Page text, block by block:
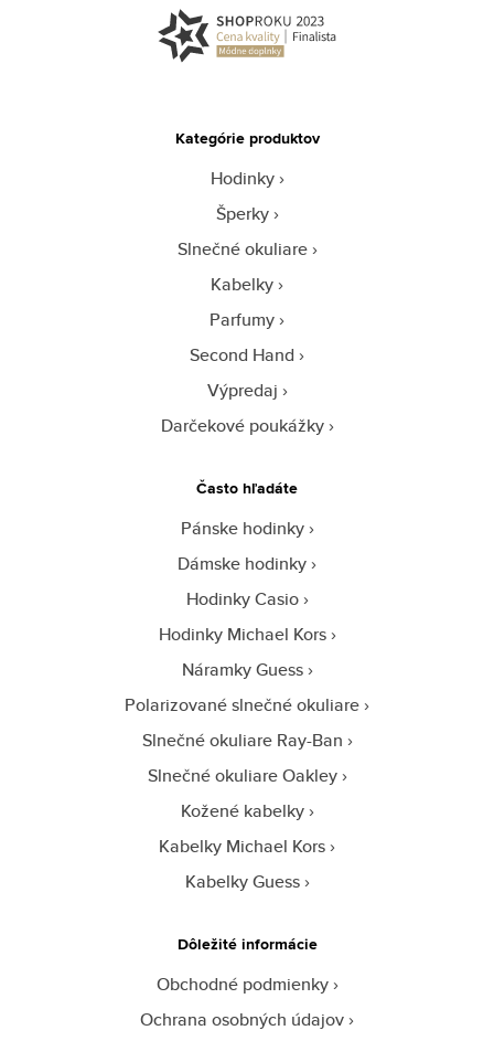
Kategórie produktov
Hodinky
Šperky
Slnečné okuliare
Kabelky
Parfumy
Second Hand
Výpredaj
Darčekové poukážky
Často hľadáte
Pánske hodinky
Dámske hodinky
Hodinky Casio
Hodinky Michael Kors
Náramky Guess
Polarizované slnečné okuliare
Slnečné okuliare Ray-Ban
Slnečné okuliare Oakley
Kožené kabelky
Kabelky Michael Kors
Kabelky Guess
Dôležité informácie
Obchodné podmienky
Ochrana osobných údajov